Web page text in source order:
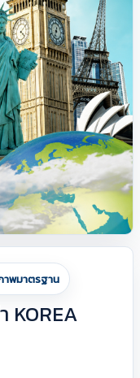
พมาตรฐาน
KOREA